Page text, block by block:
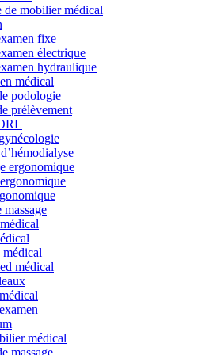
de mobilier médical
fixe
électrique
hydraulique
médical
podologie
prélèvement
ergonomique
massage
médical
médical
massage